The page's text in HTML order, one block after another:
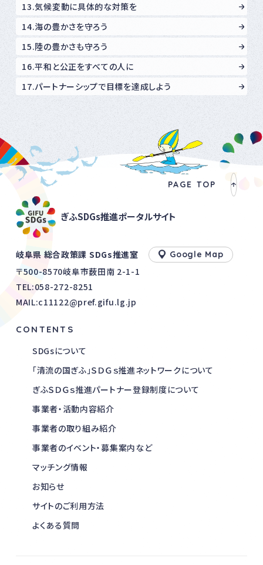
13.気候変動に具体的な対策を
14.海の豊かさを守ろう
15.陸の豊かさも守ろう
16.平和と公正をすべての人に
17.パートナーシップで目標を達成しよう
PAGE TOP
ぎふSDGs推進ポータルサイト
岐阜県 総合政策課 SDGs推進室 Google Map
〒500-8570岐阜市薮田南 2-1-1
TEL:058-272-8251
MAIL:c11122@pref.gifu.lg.jp
CONTENTS
SDGsについて
「清流の国ぎふ」ＳＤＧｓ推進ネットワークについて
ぎふＳＤＧｓ推進パートナー登録制度について
事業者・活動内容紹介
事業者の取り組み紹介
事業者のイベント・募集案内など
マッチング情報
お知らせ
サイトのご利用方法
よくある質問